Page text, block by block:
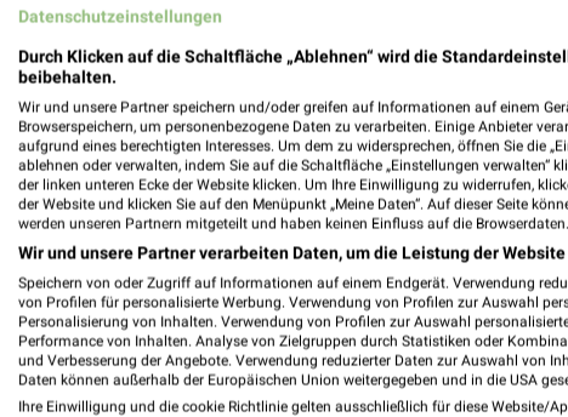
Datenschutzeinstellungen
Durch Klicken auf die Schaltfläche „Ablehnen“ wird die
beibehalten.
Wir und unsere Partner speichern und/oder greifen auf Informationen auf einem
Browserspeichern, um personenbezogene Daten zu verarbeiten. Einige Anbieter
aufgrund eines berechtigten Interesses. Um dem zu widersprechen, öffnen Sie die
ablehnen oder verwalten, indem Sie auf die Schaltfläche „Einstellungen verwalten“
der linken unteren Ecke der Website klicken. Um Ihre Einwilligung zu widerrufen,
der Website und klicken Sie auf den Menüpunkt „Meine Daten“. Auf dieser Seite
werden unseren Partnern mitgeteilt und haben keinen Einfluss auf die Browserdaten.
Wir und unsere Partner verarbeiten Daten, um die Leistung der
Speichern von oder Zugriff auf Informationen auf einem Endgerät. Verwendung
von Profilen für personalisierte Werbung. Verwendung von Profilen zur Auswahl
Personalisierung von Inhalten. Verwendung von Profilen zur Auswahl
Performance von Inhalten. Analyse von Zielgruppen durch Statistiken oder
und Verbesserung der Angebote. Verwendung reduzierter Daten zur Auswahl von
Daten können außerhalb der Europäischen Union weitergegeben und in die USA
Ihre Einwilligung und die cookie Richtlinie gelten ausschließlich für diese Website/